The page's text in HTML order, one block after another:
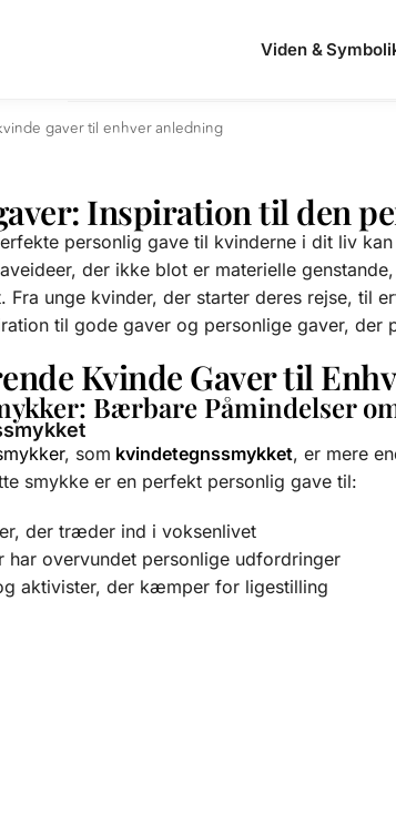
Viden &
gaver til enhver anledning
Inspiration til den
personlig gave til kvinderne i dit liv
der ikke blot er materielle
Fra unge kvinder, der starter deres rejse, til
til gode gaver og personlige gaver, der
Kvinde Gaver til
Bærbare Påmindelser
, som kvindetegnssmykket, er mere
smykke er en perfekt personlig gave til:
der træder ind i voksenlivet
har overvundet personlige udfordringer
aktivister, der kæmper for ligestilling